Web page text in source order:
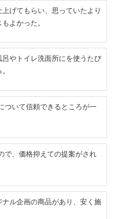
げてもらい、思っていたより
よかった。
やトイレ洗面所にを使うたび
ついて信頼できるところが一
で、価格抑えての提案がされ
ル企画の商品があり、安く施